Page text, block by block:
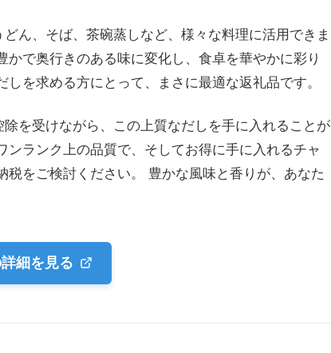
ん、そば、茶碗蒸しなど、様々な料理に活用できま
で奥行きのある味に変化し、食卓を華やかに彩り
を求める方にとって、まさに最適な返礼品です。
を受けながら、この上質なだしを手に入れることが
ランク上の品質で、そしてお得に手に入れるチャ
をご検討ください。 豊かな風味と香りが、あなた
細を見る